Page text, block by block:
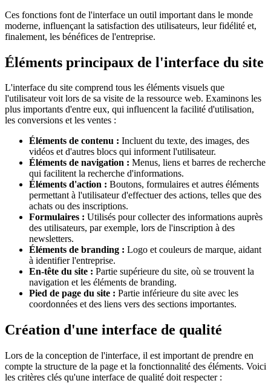
Ces fonctions font de l'interface un outil important dans le monde
moderne, influençant la satisfaction des utilisateurs, leur fidélité et,
finalement, les bénéfices de l'entreprise.
Éléments principaux de l'interface du site
L'interface du site comprend tous les éléments visuels que
l'utilisateur voit lors de sa visite de la ressource web. Examinons les
plus importants d'entre eux, qui influencent la facilité d'utilisation,
les conversions et les ventes :
Éléments de contenu : Incluent du texte, des images, des
vidéos et d'autres blocs qui informent l'utilisateur.
Éléments de navigation : Menus, liens et barres de recherche
qui facilitent la recherche d'informations.
Éléments d'action : Boutons, formulaires et autres éléments
permettant à l'utilisateur d'effectuer des actions, telles que des
achats ou des inscriptions.
Formulaires : Utilisés pour collecter des informations auprès
des utilisateurs, par exemple, lors de l'inscription à des
newsletters.
Éléments de branding : Logo et couleurs de marque, aidant
à identifier l'entreprise.
En-tête du site : Partie supérieure du site, où se trouvent la
navigation et les éléments de branding.
Pied de page du site : Partie inférieure du site avec les
coordonnées et des liens vers des sections importantes.
Création d'une interface de qualité
Lors de la conception de l'interface, il est important de prendre en
compte la structure de la page et la fonctionnalité des éléments. Voici
les critères clés qu'une interface de qualité doit respecter :